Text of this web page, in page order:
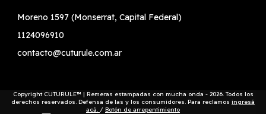
Moreno 1597 (Monserrat, Capital Federal)
1124096910
contacto@cuturule.com.ar
Copyright CUTURULE™ | Remeras estampadas con mucha onda - 2026. Todos los
derechos reservados. Defensa de las y los consumidores. Para reclamos ingresá
acá. / Botón de arrepentimiento